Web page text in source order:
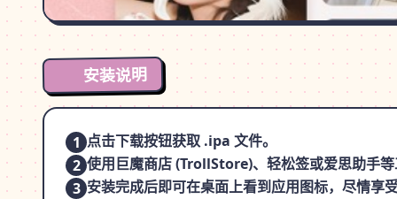
安装说明
1 点击下载按钮获取 .ipa 文件。
2 使用巨魔商店 (TrollStore)、轻松签或爱思助手
3 安装完成后即可在桌面上看到应用图标，尽情享